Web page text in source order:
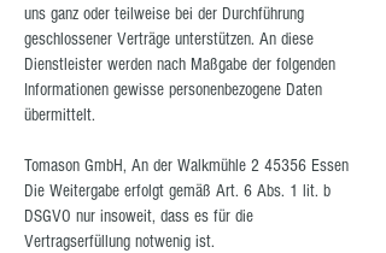
uns ganz oder teilweise bei der Durchführung
geschlossener Verträge unterstützen. An diese
Dienstleister werden nach Maßgabe der folgenden
Informationen gewisse personenbezogene Daten
übermittelt.
Tomason GmbH, An der Walkmühle 2 45356 Essen
Die Weitergabe erfolgt gemäß Art. 6 Abs. 1 lit. b
DSGVO nur insoweit, dass es für die
Vertragserfüllung notwenig ist.